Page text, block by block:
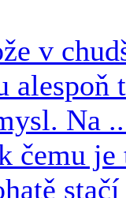
v
alespoň
Na
je